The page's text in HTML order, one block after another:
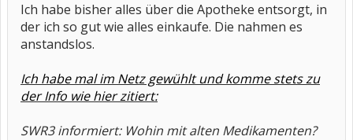
Ich habe bisher alles über die Apotheke entsorgt, in
der ich so gut wie alles einkaufe. Die nahmen es
anstandslos.
Ich habe mal im Netz gewühlt und komme stets zu
der Info wie hier zitiert:
SWR3 informiert: Wohin mit alten Medikamenten?